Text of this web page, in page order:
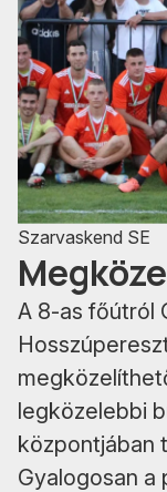
Szarvaskend SE
A 8-as főútról
legközelebbi
központjában
Gyalogosan a